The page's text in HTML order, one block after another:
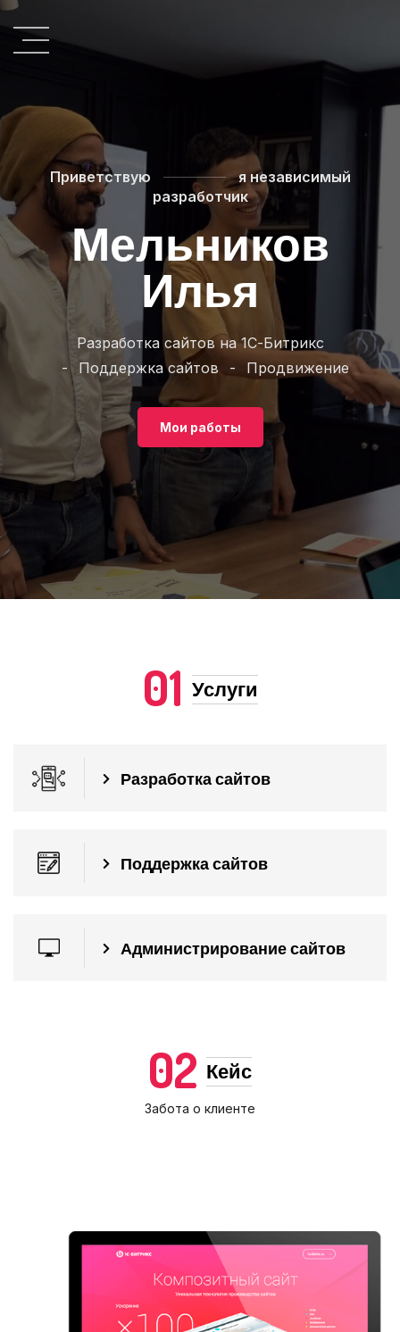
Приветствую
я независимый
разработчик
Мельников
Илья
Разработка сайтов на 1С-Битрикс
Поддержка сайтов
Продвижение
Мои работы
01 Услуги
Разработка сайтов
Поддержка сайтов
Администрирование сайтов
02 Кейс
Забота о клиенте